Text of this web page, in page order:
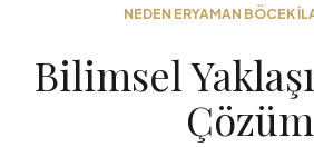
NEDEN ERYAMAN BÖCEK
Bilimsel
Çözüm